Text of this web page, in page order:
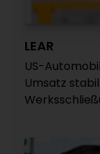
LEAR
US-
Umsatz